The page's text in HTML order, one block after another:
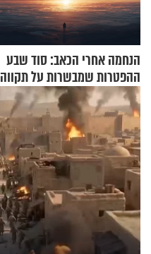
הנחמה אחרי הכאב: סוד שבע
ההפטרות שמבשרות על תקווה
וגאולה